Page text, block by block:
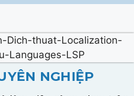
NGHIỆP